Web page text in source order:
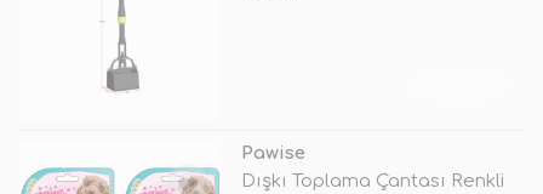
Pawise
Dışkı Toplama Çantası Renkli